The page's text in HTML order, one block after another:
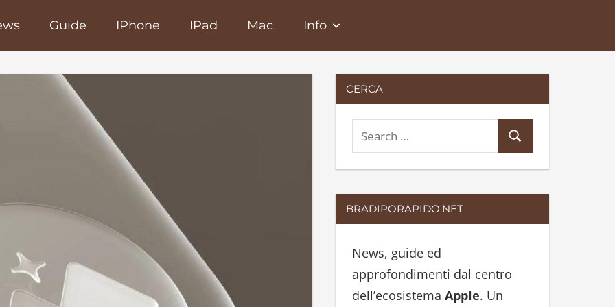
Guide IPhone IPad Mac Info
CERCA
e
a
r
c
f
o
r
e
c
BRADIPORAPIDO.NET
News, guide ed
approfondimenti dal centro
dell’ecosistema Apple. Un